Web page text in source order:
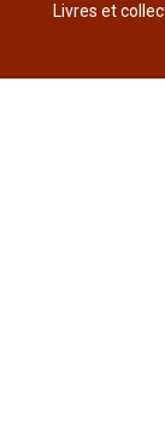
Livres et